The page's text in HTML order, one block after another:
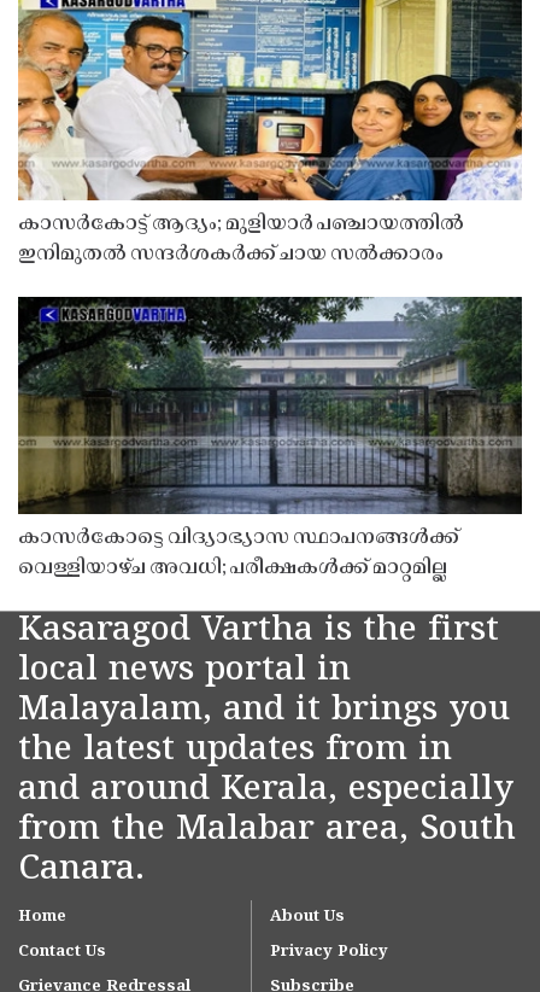
കാസർകോട്ട് ആദ്യം; മുളിയാർ പഞ്ചായത്തിൽ
ഇനിമുതൽ സന്ദർശകർക്ക് ചായ സൽക്കാരം
കാസർകോട്ടെ വിദ്യാഭ്യാസ സ്ഥാപനങ്ങൾക്ക്
വെള്ളിയാഴ്ച അവധി; പരീക്ഷകൾക്ക് മാറ്റമില്ല
Kasaragod Vartha is the first
local news portal in
Malayalam, and it brings you
the latest updates from in
and around Kerala, especially
from the Malabar area, South
Canara.
Home
About Us
Contact Us
Privacy Policy
Grievance Redressal
Subscribe